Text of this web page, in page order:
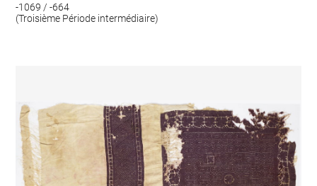
-1069 / -664
(Troisième Période intermédiaire)